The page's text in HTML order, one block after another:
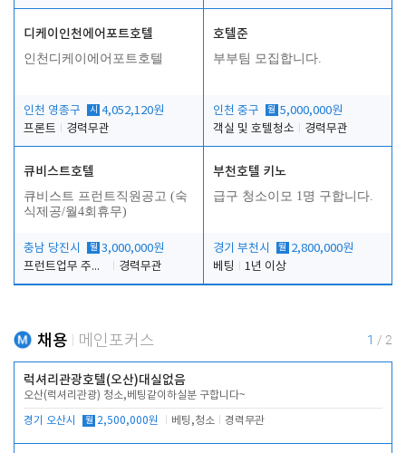
디케이인천에어포트호텔
인천디케이에어포트호텔
인천 영종구 시 4,052,120원
프론트
경력무관
호텔준
부부팀 모집합니다.
인천 중구 월 5,000,000원
객실 및 호텔청소
경력무관
큐비스트호텔
큐비스트 프런트직원공고 (숙
식제공/월4회휴무)
충남 당진시 월 3,000,000원
프런트업무 주간, 야간
경력무관
부천호텔 키노
급구 청소이모 1명 구합니다.
경기 부천시 월 2,800,000원
베팅
1년 이상
채용 메인포커스 1 / 2
럭셔리관광호텔(오산)대실없음
오산(럭셔리관광) 청소,베팅같이하실분 구합니다~
경기 오산시 월 2,500,000원 베팅,청소 경력무관